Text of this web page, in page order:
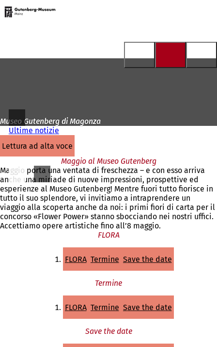
Vai al contenuto
Alla
pagina
Museo Gutenberg di Magonza
Ultime notizie
lettura ad alta voce
Maggio al Museo Gutenberg
Maggio porta una ventata di freschezza – e con esso arriva
anche una miriade di nuove impressioni, prospettive ed
esperienze al Museo Gutenberg! Mentre fuori tutto fiorisce in
tutto il suo splendore, vi invitiamo a intraprendere un
viaggio alla scoperta anche da noi: i primi fiori di carta per il
concorso «Flower Power» stanno sbocciando nei nostri uffici.
Accettiamo opere artistiche fino all’8 maggio.
FLORA
FLORA Termine Save the date
Termine
FLORA Termine Save the date
Save the date